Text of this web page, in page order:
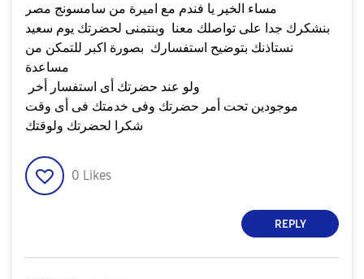
مساء الخير يا فندم مع اميرة من سامسونج مصر
بنشكرك جدا على تواصلك معنا وبنتمنى لحضرتك يوم سعيد
نستاذنك بتوضيح استفسارك بصورة اكبر للتمكن من
ولو عند حضرتك أى استفسار أخر
موجودين تحت أمر حضرتك وفى خدمتك فى أى وقت
0 Likes
REPLY